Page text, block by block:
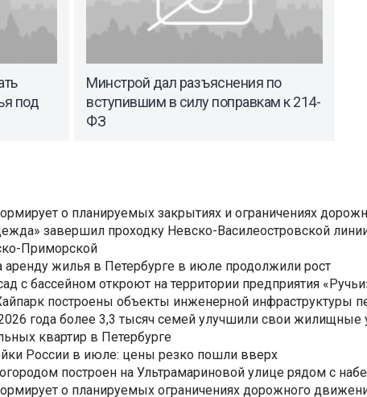
под
Минстрой дал разъяснения по
вступившим в силу поправкам к 214-
ФЗ
о планируемых закрытиях и ограничениях
завершил проходку Невско-Василеостровской
Приморской
аренду жилья в Петербурге в июле продолжили рост
с бассейном откроют на территории предприятия
построены объекты инженерной инфраструктуры
года более 3,3 тысяч семей улучшили свои жилищные
квартир в Петербурге
России в июле: цены резко пошли вверх
построен на Ультрамариновой улице рядом с
о планируемых ограничениях дорожного